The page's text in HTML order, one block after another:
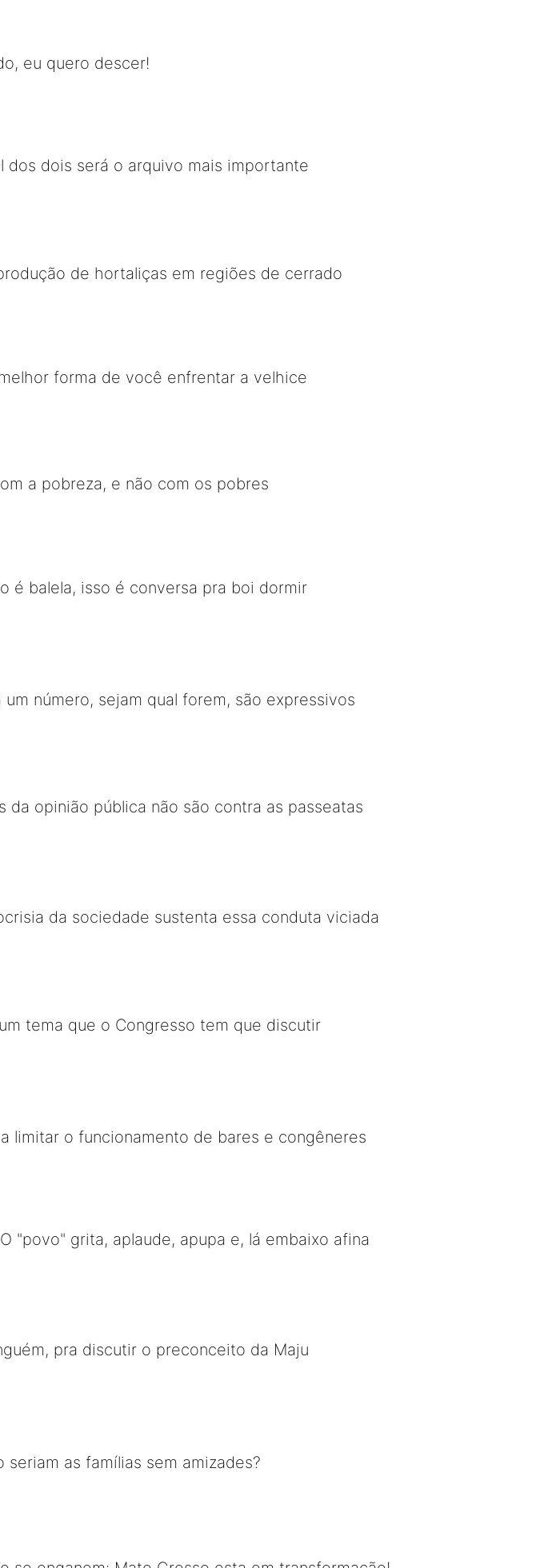
eu quero descer!
dos dois será o arquivo mais importante
de hortaliças em regiões de cerrado
forma de você enfrentar a velhice
a pobreza, e não com os pobres
é balela, isso é conversa pra boi dormir
número, sejam qual forem, são expressivos
opinião pública não são contra as passeatas
da sociedade sustenta essa conduta viciada
tema que o Congresso tem que discutir
o funcionamento de bares e congêneres
"povo" grita, aplaude, apupa e, lá embaixo afina
pra discutir o preconceito da Maju
as famílias sem amizades?